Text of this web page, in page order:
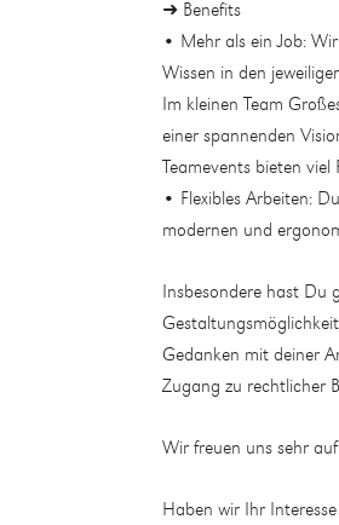
➜ Benefits
• Mehr als ein Job:
Wissen in den
Im kleinen Team
einer spannenden
Teamevents bieten
• Flexibles Arbeiten:
modernen und
Insbesondere hast Du
Gedanken mit deiner
Zugang zu rechtlicher
Wir freuen uns sehr
Haben wir Ihr